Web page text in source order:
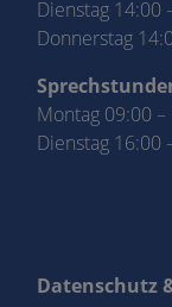
Dienstag 14:00
Donnerstag
Montag 09:00
Dienstag 16:00
Datenschutz